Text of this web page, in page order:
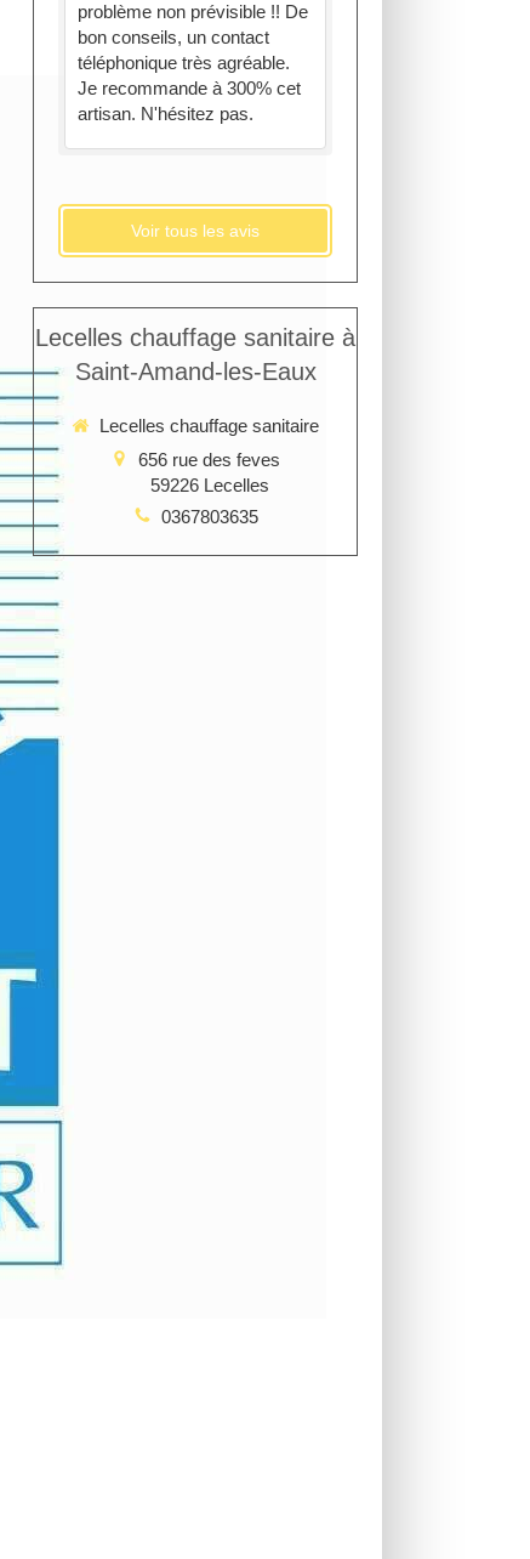
problème non prévisible !! De
bon conseils, un contact
téléphonique très agréable.
Je recommande à 300% cet
artisan. N'hésitez pas.
Voir tous les avis
Lecelles chauffage sanitaire à
Saint-Amand-les-Eaux
Lecelles chauffage sanitaire
656 rue des feves
59226 Lecelles
0367803635